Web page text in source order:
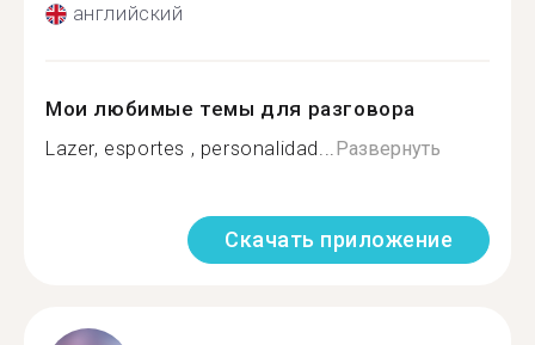
английский
Мои любимые темы для разговора
Lazer, esportes , personalidad...Развернуть
Скачать приложение